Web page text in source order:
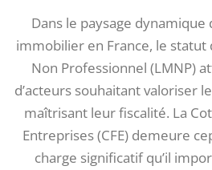
Dans le paysage dynamique
immobilier en France, le
Non Professionnel (LMNP)
d’acteurs souhaitant valoriser
maîtrisant leur fiscalité. La
Entreprises (CFE) demeure
charge significatif qu’il